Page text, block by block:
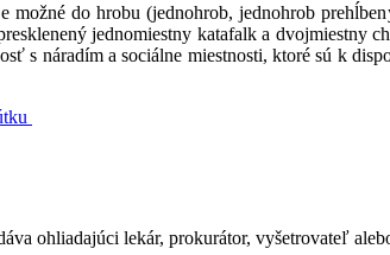
možné do hrobu (jednohrob, jednohrob
jednomiestny katafalk a dvojmiestny
s náradím a sociálne miestnosti, ktoré sú k
ohliadajúci lekár, prokurátor, vyšetrovateľ